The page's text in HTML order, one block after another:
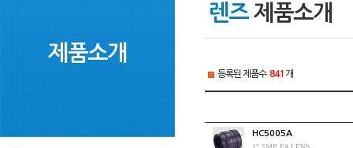
제품소개
렌즈제품소개
등록된 제품수 841 개
HC5005A